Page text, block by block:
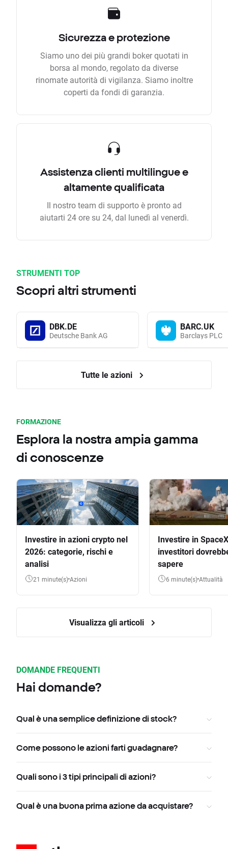
Sicurezza e protezione
Siamo uno dei più grandi boker quotati in
borsa al mondo, regolato da diverse
rinomate autorità di vigilanza. Siamo inoltre
coperti da fondi di garanzia.
Assistenza clienti multilingue e
altamente qualificata
Il nostro team di supporto è pronto ad
aiutarti 24 ore su 24, dal lunedì al venerdì.
STRUMENTI TOP
Scopri altri strumenti
DBK.DE
Deutsche Bank AG
BARC.UK
Barclays PLC
Tutte le azioni
FORMAZIONE
Esplora la nostra ampia gamma
di conoscenze
Investire in azioni crypto nel
2026: categorie, rischi e
analisi
21 minute(s) Azioni
Investire in
investitori
sapere
6 minute(s) Attualità
Visualizza gli articoli
DOMANDE FREQUENTI
Hai domande?
Qual è una semplice definizione di stock?
Come possono le azioni farti guadagnare?
Quali sono i 3 tipi principali di azioni?
Qual è una buona prima azione da acquistare?